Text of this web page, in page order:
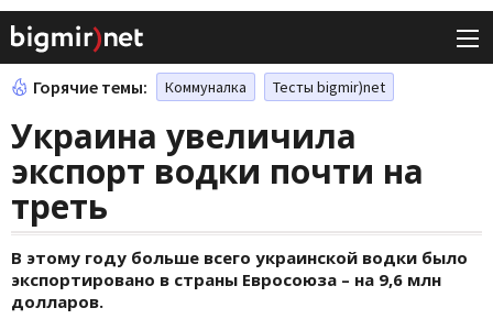
Горячие темы: Коммуналка Тесты bigmir)net
Украина увеличила
экспорт водки почти на
треть
В этому году больше всего украинской водки было
экспортировано в страны Евросоюза – на 9,6 млн
долларов.